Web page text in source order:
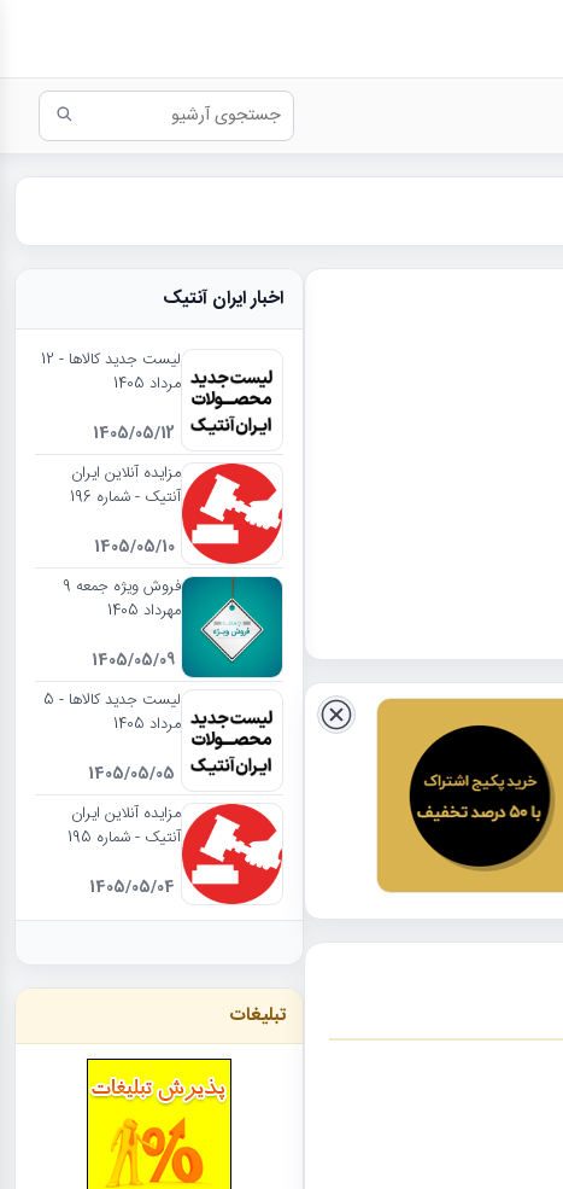
اخبار ایران آنتیک
لیست جدید کالاها - 12
مرداد 1405
1405/05/12
مزایده آنلاین ایران
آنتیک - شماره 196
1405/05/10
فروش ویژه جمعه 9
مهرداد 1405
1405/05/09
لیست جدید کالاها - 5
مرداد 1405
1405/05/05
مزایده آنلاین ایران
آنتیک - شماره 195
1405/05/04
تبلیغات